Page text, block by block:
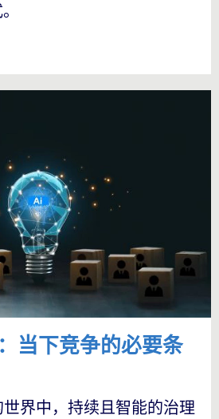
当下竞争的必要条
界中，持续且智能的治理